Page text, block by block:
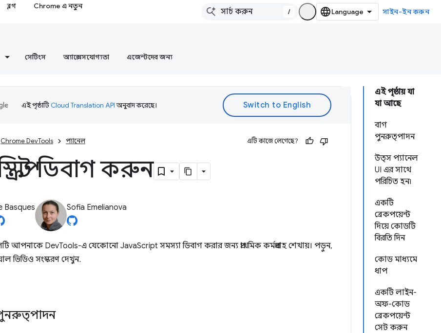
ব্লগ Chrome এ নতুন
/ সাইন-ইন করুন
সেটিংস অ্যাক্সেসযোগ্যতা এজেন্টদের জন্য
এই পৃষ্ঠায় যা
যা আছে
বাগ
পুনরুত্পাদন
উত্স প্যানেল
UI এর সাথে
পরিচিত হন৷
একটি
ব্রেকপয়েন্ট
দিয়ে কোডটি
বিরতি দিন
কোড মাধ্যমে
ধাপ
একটি লাইন-
অফ-কোড
ব্রেকপয়েন্ট
সেট করুন
এই পৃষ্ঠাটিCloud Translation APIঅনুবাদ করেছে।
Chrome DevTools প্যানেল এটি কাজে লেগেছে?
ডিবাগ করুন
Basques Sofia Emelianova
আপনাকে DevTools-এ যেকোনো JavaScript সমস্যা ডিবাগ করার জন্য প্রাথমিক কর্মপ্রবাহ শেখায়। পড়ুন,
ভিডিও সংস্করণ দেখুন.